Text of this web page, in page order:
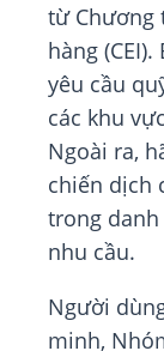
từ Chương
hàng
yêu cầu
các khu
Ngoài ra,
chiến dịch
trong
nhu cầu.
Người
minh,